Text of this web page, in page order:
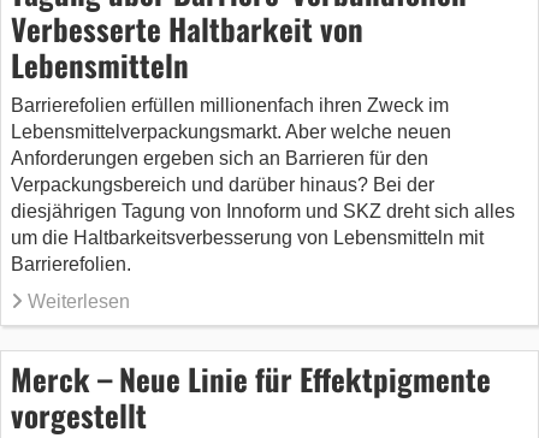
Verbesserte Haltbarkeit von
Lebensmitteln
Barrierefolien erfüllen millionenfach ihren Zweck im
Lebensmittelverpackungsmarkt. Aber welche neuen
Anforderungen ergeben sich an Barrieren für den
Verpackungsbereich und darüber hinaus? Bei der
diesjährigen Tagung von Innoform und SKZ dreht sich alles
um die Haltbarkeitsverbesserung von Lebensmitteln mit
Barrierefolien.
Weiterlesen
Merck – Neue Linie für Effektpigmente
vorgestellt